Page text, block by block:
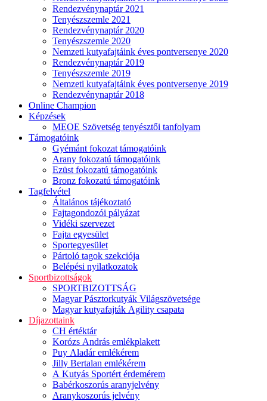
Rendezvénynaptár 2021
Tenyészszemle 2021
Rendezvénynaptár 2020
Tenyészszemle 2020
Nemzeti kutyafajtáink éves pontversenye 2020
Rendezvénynaptár 2019
Tenyészszemle 2019
Nemzeti kutyafajtáink éves pontversenye 2019
Rendezvénynaptár 2018
Online Champion
Képzések
MEOE Szövetség tenyésztői tanfolyam
Támogatóink
Gyémánt fokozat támogatóink
Arany fokozatú támogatóink
Ezüst fokozatú támogatóink
Bronz fokozatú támogatóink
Tagfelvétel
Általános tájékoztató
Fajtagondozói pályázat
Vidéki szervezet
Fajta egyesület
Sportegyesület
Pártoló tagok szekciója
Belépési nyilatkozatok
Sportbizottságok
SPORTBIZOTTSÁG
Magyar Pásztorkutyák Világszövetsége
Magyar kutyafajták Agility csapata
Díjazottaink
CH értéktár
Korózs András emlékplakett
Puy Aladár emlékérem
Jilly Bertalan emlékérem
A Kutyás Sportért érdemérem
Babérkoszorús aranyjelvény
Aranykoszorús jelvény